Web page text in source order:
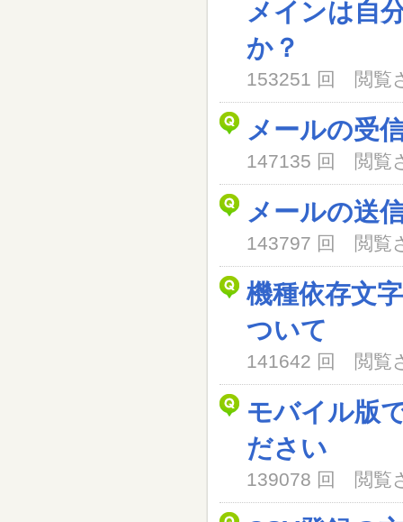
メインは自
か？
153251 回 閲覧
メールの受
147135 回 閲覧
メールの送
143797 回 閲覧
機種依存文
ついて
141642 回 閲覧
モバイル版
ださい
139078 回 閲覧